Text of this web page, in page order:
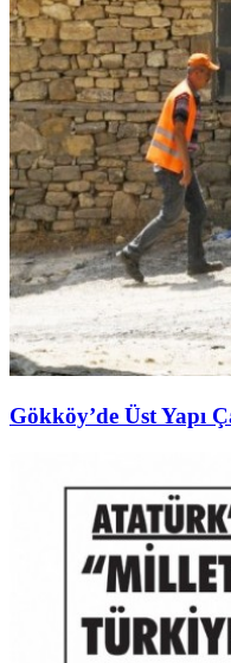
Gökköy’de Üst Yapı